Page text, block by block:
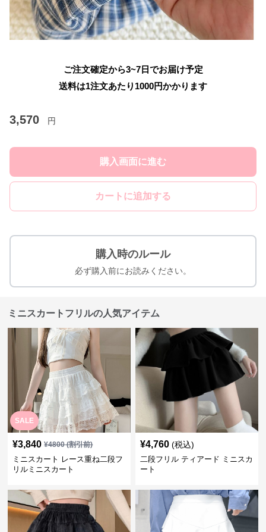
ご注文確定から3~7日でお届け予定
送料は1注文あたり 1000円かかります
3,570 円
購入画面に進む
カートに追加する
購入時のルール
必ず購入前にお読みください。
ミニスカートフリルの人気アイテム
SALE
¥3,840 ¥4800(割引前)
ミニスカート レース重ね二段フ
リルミニスカート
¥4,760 (税込)
二段フリル ティアード ミニスカ
ート